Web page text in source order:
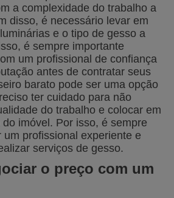
a complexidade do trabalho a
disso, é necessário levar em
e o tipo de gesso a
é sempre importante
um profissional de confiança
antes de contratar seus
barato pode ser uma opção
ter cuidado para não
do trabalho e colocar em
imóvel. Por isso, é sempre
um profissional experiente e
serviços de gesso.
o preço com um